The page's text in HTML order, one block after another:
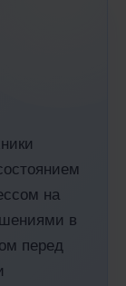
на
в
перед